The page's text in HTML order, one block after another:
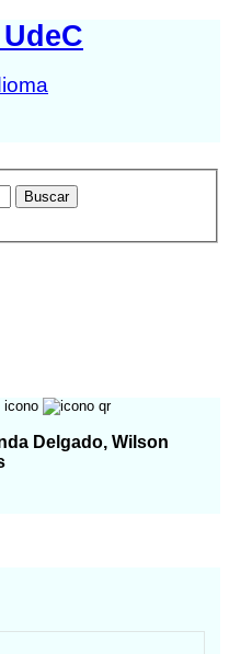
Delgado, Wilson